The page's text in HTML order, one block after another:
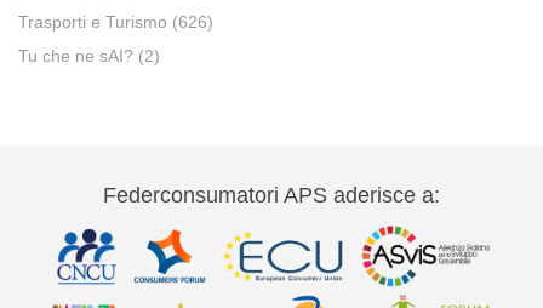
Trasporti e Turismo (626)
Tu che ne sAI? (2)
Federconsumatori APS aderisce a: